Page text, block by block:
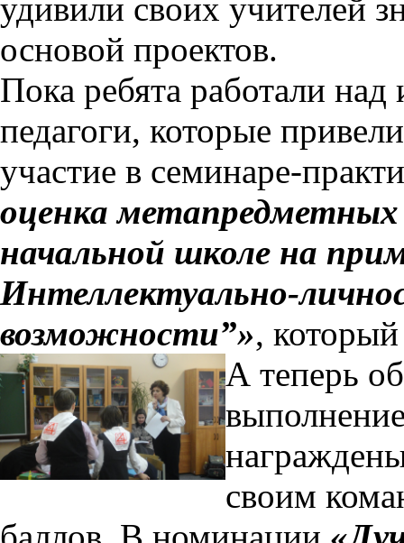
удивили своих учителей
основой проектов.
Пока ребята работали
педагоги, которые
участие в семинаре-
оценка метапредметных
начальной школе на
Интеллектуально-
возможности”»,
А теперь
своим